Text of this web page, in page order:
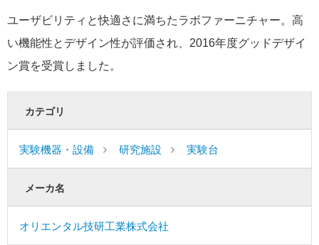
ユーザビリティと快適さに満ちたラボファーニチャー。高
い機能性とデザイン性が評価され、2016年度グッドデザイ
ン賞を受賞しました。
カテゴリ
実験機器・設備 研究施設 実験台
メーカ名
オリエンタル技研工業株式会社